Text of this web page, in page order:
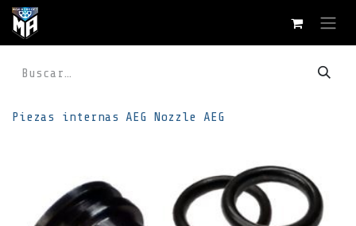
Ir al contenido
Piezas internas AEG Nozzle AEG